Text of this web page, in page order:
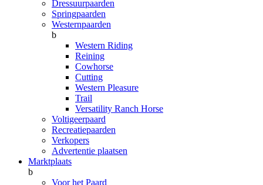
Dressuurpaarden
Springpaarden
Westernpaarden
b
Western Riding
Reining
Cowhorse
Cutting
Western Pleasure
Trail
Versatility Ranch Horse
Voltigeerpaard
Recreatiepaarden
Verkopers
Advertentie plaatsen
Marktplaats
b
Voor het Paard